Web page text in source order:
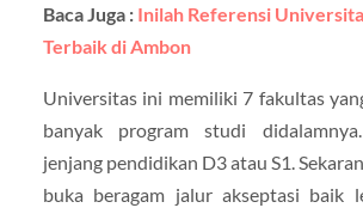
Baca Juga : Inilah Referensi
Terbaik di Ambon
Universitas ini memiliki 7 fakultas
banyak program studi
jenjang pendidikan D3 atau S1.
buka beragam jalur akseptasi baik